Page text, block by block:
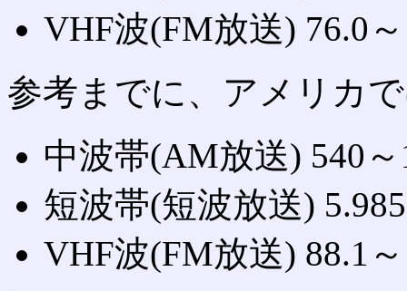
VHF波(FM放送) 76.0
参考までに、アメリカ
中波帯(AM放送) 540～
短波帯(短波放送)
VHF波(FM放送) 88.1